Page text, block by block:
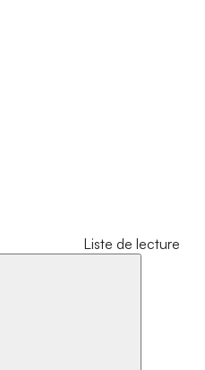
Liste de lecture